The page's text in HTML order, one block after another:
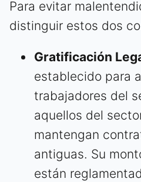
Para evitar
distinguir estos dos
Gratificación
establecido para
trabajadores del
aquellos del
mantengan
antiguas. Su
están